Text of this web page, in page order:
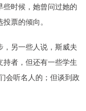
时候，她曾问过她的
票的倾向。
另一些人说，斯威夫
者，但还有一些学生
会听名人的；但谈到政